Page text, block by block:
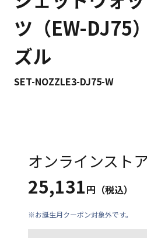
ツ（EW-DJ75
ズル
SET-NOZZLE3-DJ75-W
オンラインスト
25,131円（税込）
※お誕生月クーポン対象外です。